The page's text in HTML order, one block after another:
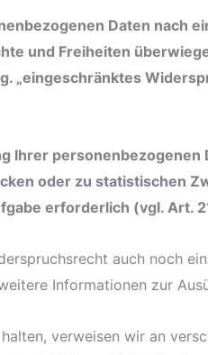
Daten nach
und Freiheiten
„eingeschränktes
Ihrer
oder zu statistischen
erforderlich (vgl. Art.
auch noch
Informationen zur
verweisen wir an